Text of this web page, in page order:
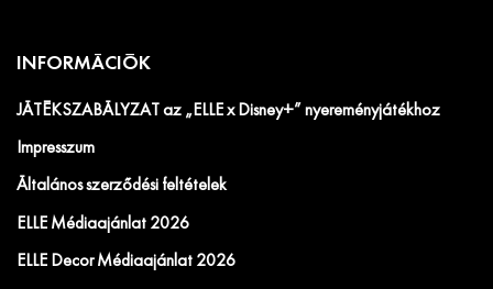
INFORMÁCIÓK
JÁTÉKSZABÁLYZAT az „ELLE x Disney+” nyereményjátékhoz
Impresszum
Általános szerződési feltételek
ELLE Médiaajánlat 2026
ELLE Decor Médiaajánlat 2026